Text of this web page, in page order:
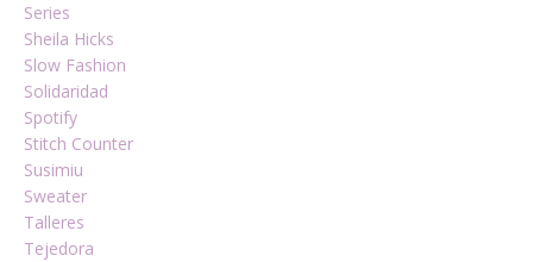
Series
Sheila Hicks
Slow Fashion
Solidaridad
Spotify
Stitch Counter
Susimiu
Sweater
Talleres
Tejedora